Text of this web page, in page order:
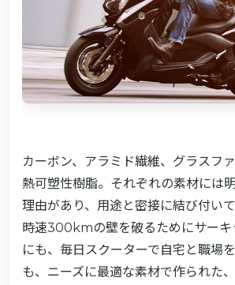
カーボン、アラミド繊維、グラスフ
熱可塑性樹脂。それぞれの素材には
理由があり、用途と密接に結び付いて
時速300kmの壁を破るためにサーキ
にも、毎日スクーターで自宅と職場
も、ニーズに最適な素材で作られた